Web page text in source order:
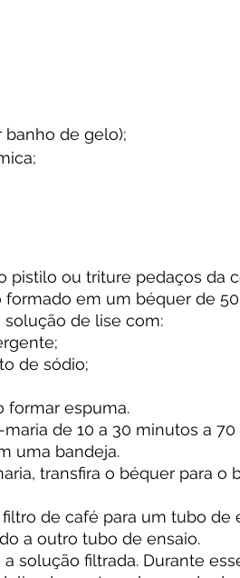
banho de gelo);
pistilo ou triture pedaços da
formado em um béquer de
de lise com:
de sódio;
formar espuma.
de 10 a 30 minutos a 70
uma bandeja.
transfira o béquer para o
de café para um tubo de
a outro tubo de ensaio.
solução filtrada. Durante